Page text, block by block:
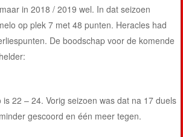
in 2018 / 2019 wel. In dat seizoen
op plek 7 met 48 punten. Heracles had
De boodschap voor de komende
22 – 24. Vorig seizoen was dat na 17 duels
gescoord en één meer tegen.